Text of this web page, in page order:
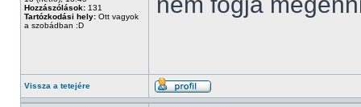
Hozzászólások: 131
Tartózkodási hely: Ott vagyok
a szobádban :D
Vissza a tetejére